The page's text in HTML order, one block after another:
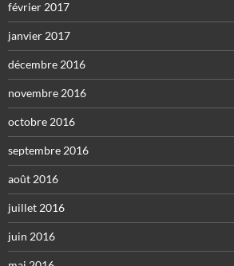
février 2017
janvier 2017
décembre 2016
novembre 2016
octobre 2016
septembre 2016
août 2016
juillet 2016
juin 2016